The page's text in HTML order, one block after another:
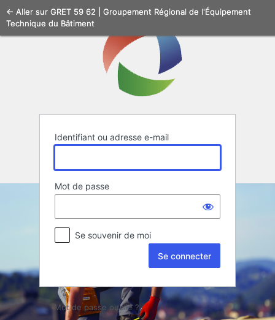
Se
connecter
Identifiant ou adresse e-mail
Mot de passe
Se souvenir de moi
Mot de passe oublié ?
← Aller sur GRET 59 62 | Groupement Régional de l'Équipement
Technique du Bâtiment